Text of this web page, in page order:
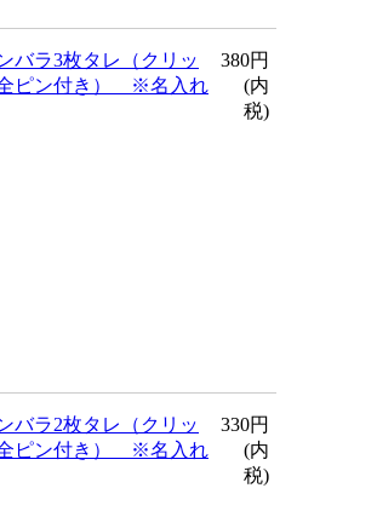
バラ3枚タレ（クリッ
ピン付き） ※名入れ
380円
(内
税)
バラ2枚タレ（クリッ
ピン付き） ※名入れ
330円
(内
税)